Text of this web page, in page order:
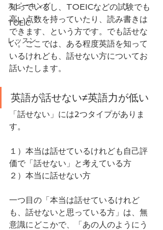
スピーキング
TOEIC
レッスン
知っているし、TOEICなどの試験でも
高い点数を持っていたり、読み書きは
できます、という方です。でも話せな
い。ここでは、ある程度英語を知って
いるけれども、話せない方についてお
話いたします。
英語が話せない≠英語力が低い
「話せない」には2つタイプがありま
す。
１）本当は話せているけれども自己評
価で「話せない」と考えている方
２）本当に話せない方
一つ目の「本当は話せているけれど
も、話せないと思っている方」は、無
意識にどこかで、「あの人のようにう